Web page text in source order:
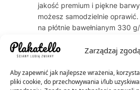
Zarządzaj
Aby zapewnić jak najlepsze wrażenia,
pliki cookie, do przechowywania i/lub
jakość premium i piękne
możesz samodzielnie
na płótnie bawełnianym 330
dostarczamy je oprawione w
warianty cechują się trwałością
przez dekady – do 60 lat dla
200 lat dla płócien.